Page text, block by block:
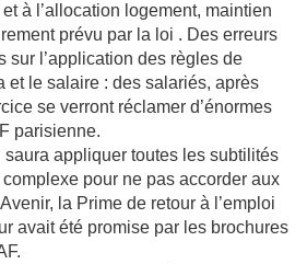
à l’allocation logement, maintien
prévu par la loi . Des erreurs
sur l’application des règles de
et le salaire : des salariés, après
se verront réclamer d’énormes
parisienne.
appliquer toutes les subtilités
pour ne pas accorder aux
la Prime de retour à l’emploi
avait été promise par les brochures